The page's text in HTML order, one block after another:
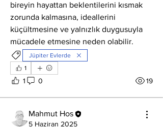
bireyin hayattan beklentilerini kısmak
zorunda kalmasına, ideallerini
küçültmesine ve yalnızlık duygusuyla
mücadele etmesine neden olabilir.
Jüpiter Evlerde
1
1 0 19
Mahmut Hos
5 Haziran 2025